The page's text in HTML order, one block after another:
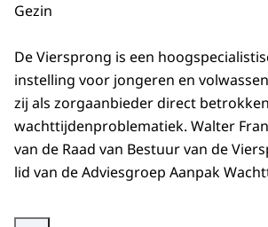
Gezin
De Viersprong is een
instelling voor jongeren en
zij als zorgaanbieder direct
wachttijdenproblematiek. Walter
van de Raad van Bestuur van de
lid van de Adviesgroep Aanpak
Vergroot afbeelding Afbeelding van Walter